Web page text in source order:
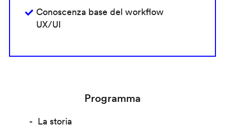
Conoscenza base del workflow
UX/UI
Programma
La storia